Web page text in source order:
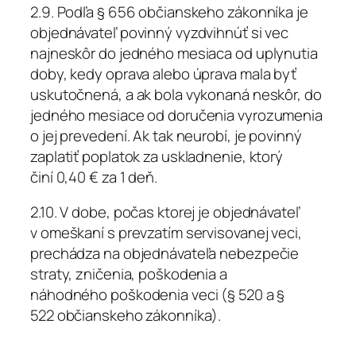
2.9. Podľa § 656 občianskeho zákonníka je
objednávateľ povinný vyzdvihnúť si vec
najneskôr do jedného mesiaca od uplynutia
doby, kedy oprava alebo úprava mala byť
uskutočnená, a ak bola vykonaná neskôr, do
jedného mesiace od doručenia vyrozumenia
o jej prevedení. Ak tak neurobí, je povinný
zaplatiť poplatok za uskladnenie, ktorý
činí 0,40 € za 1 deň.
2.10. V dobe, počas ktorej je objednávateľ
v omeškaní s prevzatím servisovanej veci,
prechádza na objednávateľa nebezpečie
straty, zničenia, poškodenia a
náhodného poškodenia veci (§ 520 a §
522 občianskeho zákonníka).